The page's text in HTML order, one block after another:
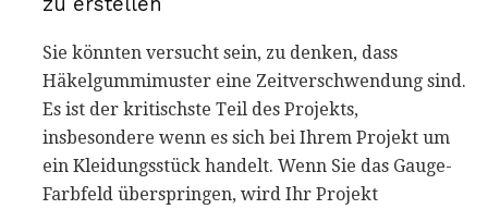
Sie könnten versucht sein, zu denken, dass
Häkelgummimuster eine Zeitverschwendung sind.
Es ist der kritischste Teil des Projekts,
insbesondere wenn es sich bei Ihrem Projekt um
ein Kleidungsstück handelt. Wenn Sie das Gauge-
Farbfeld überspringen, wird Ihr Projekt